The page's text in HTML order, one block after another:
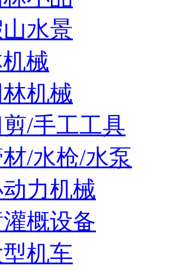
水景
械
林机械
剪/手工工具
/水枪/水泵
力机械
概设备
机车